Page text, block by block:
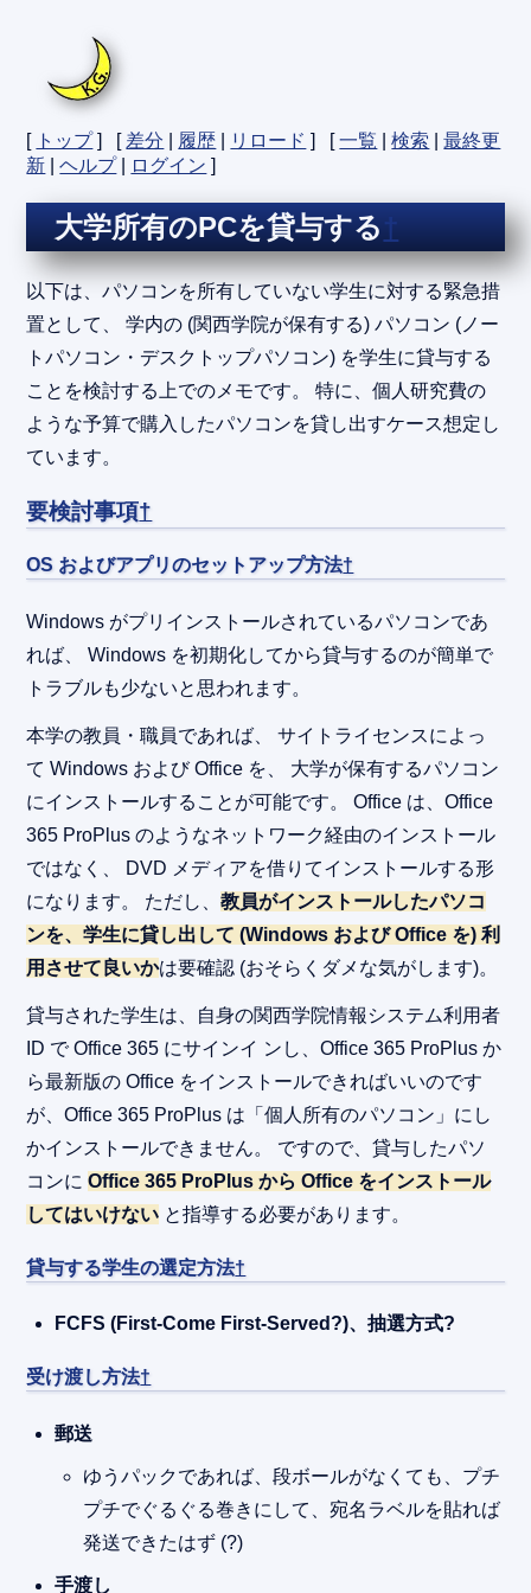
[ トップ] [ 差分 履歴 リロード ] [一覧 |検索 |最終更
新 |ヘルプ| ログイン ]
大学所有のPCを貸与する†
以下は、パソコンを所有していない学生に対する緊急措
置として、 学内の (関西学院が保有する) パソコン (ノー
トパソコン・デスクトップパソコン) を学生に貸与する
ことを検討する上でのメモです。 特に、個人研究費の
ような予算で購入したパソコンを貸し出すケース想定し
ています。
要検討事項†
OS およびアプリのセットアップ方法†
Windows がプリインストールされているパソコンであ
れば、 Windows を初期化してから貸与するのが簡単で
トラブルも少ないと思われます。
本学の教員・職員であれば、 サイトライセンスによっ
て Windows および Office を、 大学が保有するパソコン
にインストールすることが可能です。 Office は、Office
365 ProPlus のようなネットワーク経由のインストール
ではなく、 DVD メディアを借りてインストールする形
になります。 ただし、教員がインストールしたパソコ
ンを、学生に貸し出して (Windows および Office を) 利
用させて良いかは要確認 (おそらくダメな気がします)。
貸与された学生は、自身の関西学院情報システム利用者
ID で Office 365 にサインイ ンし、Office 365 ProPlus か
ら最新版の Office をインストールできればいいのです
が、Office 365 ProPlus は「個人所有のパソコン」にし
かインストールできません。 ですので、貸与したパソ
コンにOffice 365 ProPlus から Office をインストール
してはいけない と指導する必要があります。
貸与する学生の選定方法†
FCFS (First-Come First-Served?)、抽選方式?
受け渡し方法†
郵送
ゆうパックであれば、段ボールがなくても、プチ
プチでぐるぐる巻きにして、宛名ラベルを貼れば
発送できたはず (?)
手渡し